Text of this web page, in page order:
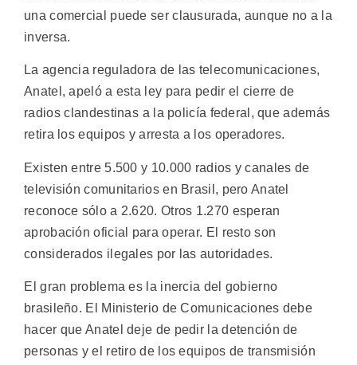
una comercial puede ser clausurada, aunque no a la
inversa.
La agencia reguladora de las telecomunicaciones,
Anatel, apeló a esta ley para pedir el cierre de
radios clandestinas a la policía federal, que además
retira los equipos y arresta a los operadores.
Existen entre 5.500 y 10.000 radios y canales de
televisión comunitarios en Brasil, pero Anatel
reconoce sólo a 2.620. Otros 1.270 esperan
aprobación oficial para operar. El resto son
considerados ilegales por las autoridades.
El gran problema es la inercia del gobierno
brasileño. El Ministerio de Comunicaciones debe
hacer que Anatel deje de pedir la detención de
personas y el retiro de los equipos de transmisión